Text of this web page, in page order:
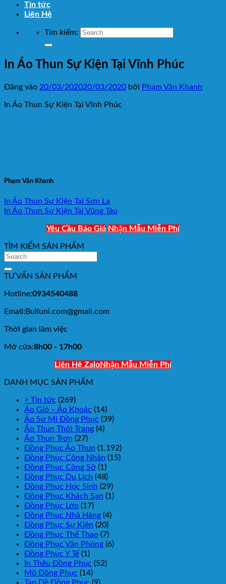
Tin tức
Liên Hệ
Tìm kiếm:
In Áo Thun Sự Kiện Tại Vĩnh Phúc
Đăng vào 20/03/202020/03/2020 bởi Phạm Văn Khanh
In Áo Thun Sự Kiện Tại Vĩnh Phúc
Phạm Văn Khanh
In Áo Thun Sự Kiện Tại Sơn La
In Áo Thun Sự Kiện Tại Vũng Tàu
Yêu Cầu Báo Giá Nhận Mẫu Miễn Phí
TÌM KIẾM SẢN PHẨM
TƯ VẤN SẢN PHẨM
Hotline:0934540488
Email:Bulluni.com@gmail.com
Thời gian làm việc
Mở cửa:8h00 - 17h00
Liên Hệ ZaloNhận Mẫu Miễn Phí
DANH MỤC SẢN PHẨM
> Tin tức (269)
Áo Gió – Áo Khoác (14)
Áo Sơ Mi Đồng Phục (39)
Áo Thun Thời Trang (4)
Áo Thun Trơn (27)
Đồng Phục Áo Thun (1.192)
Đồng Phục Công Nhân (15)
Đồng Phục Công Sở (1)
Đồng Phục Du Lịch (48)
Đồng Phục Học Sinh (29)
Đồng Phục Khách Sạn (1)
Đồng Phục Lớp (17)
Đồng Phục Nhà Hàng (4)
Đồng Phục Sự Kiện (20)
Đồng Phục Thể Thao (7)
Đồng Phục Văn Phòng (6)
Đồng Phục Y Tế (1)
In Thêu Đồng Phục (52)
Mũ Đồng Phục (14)